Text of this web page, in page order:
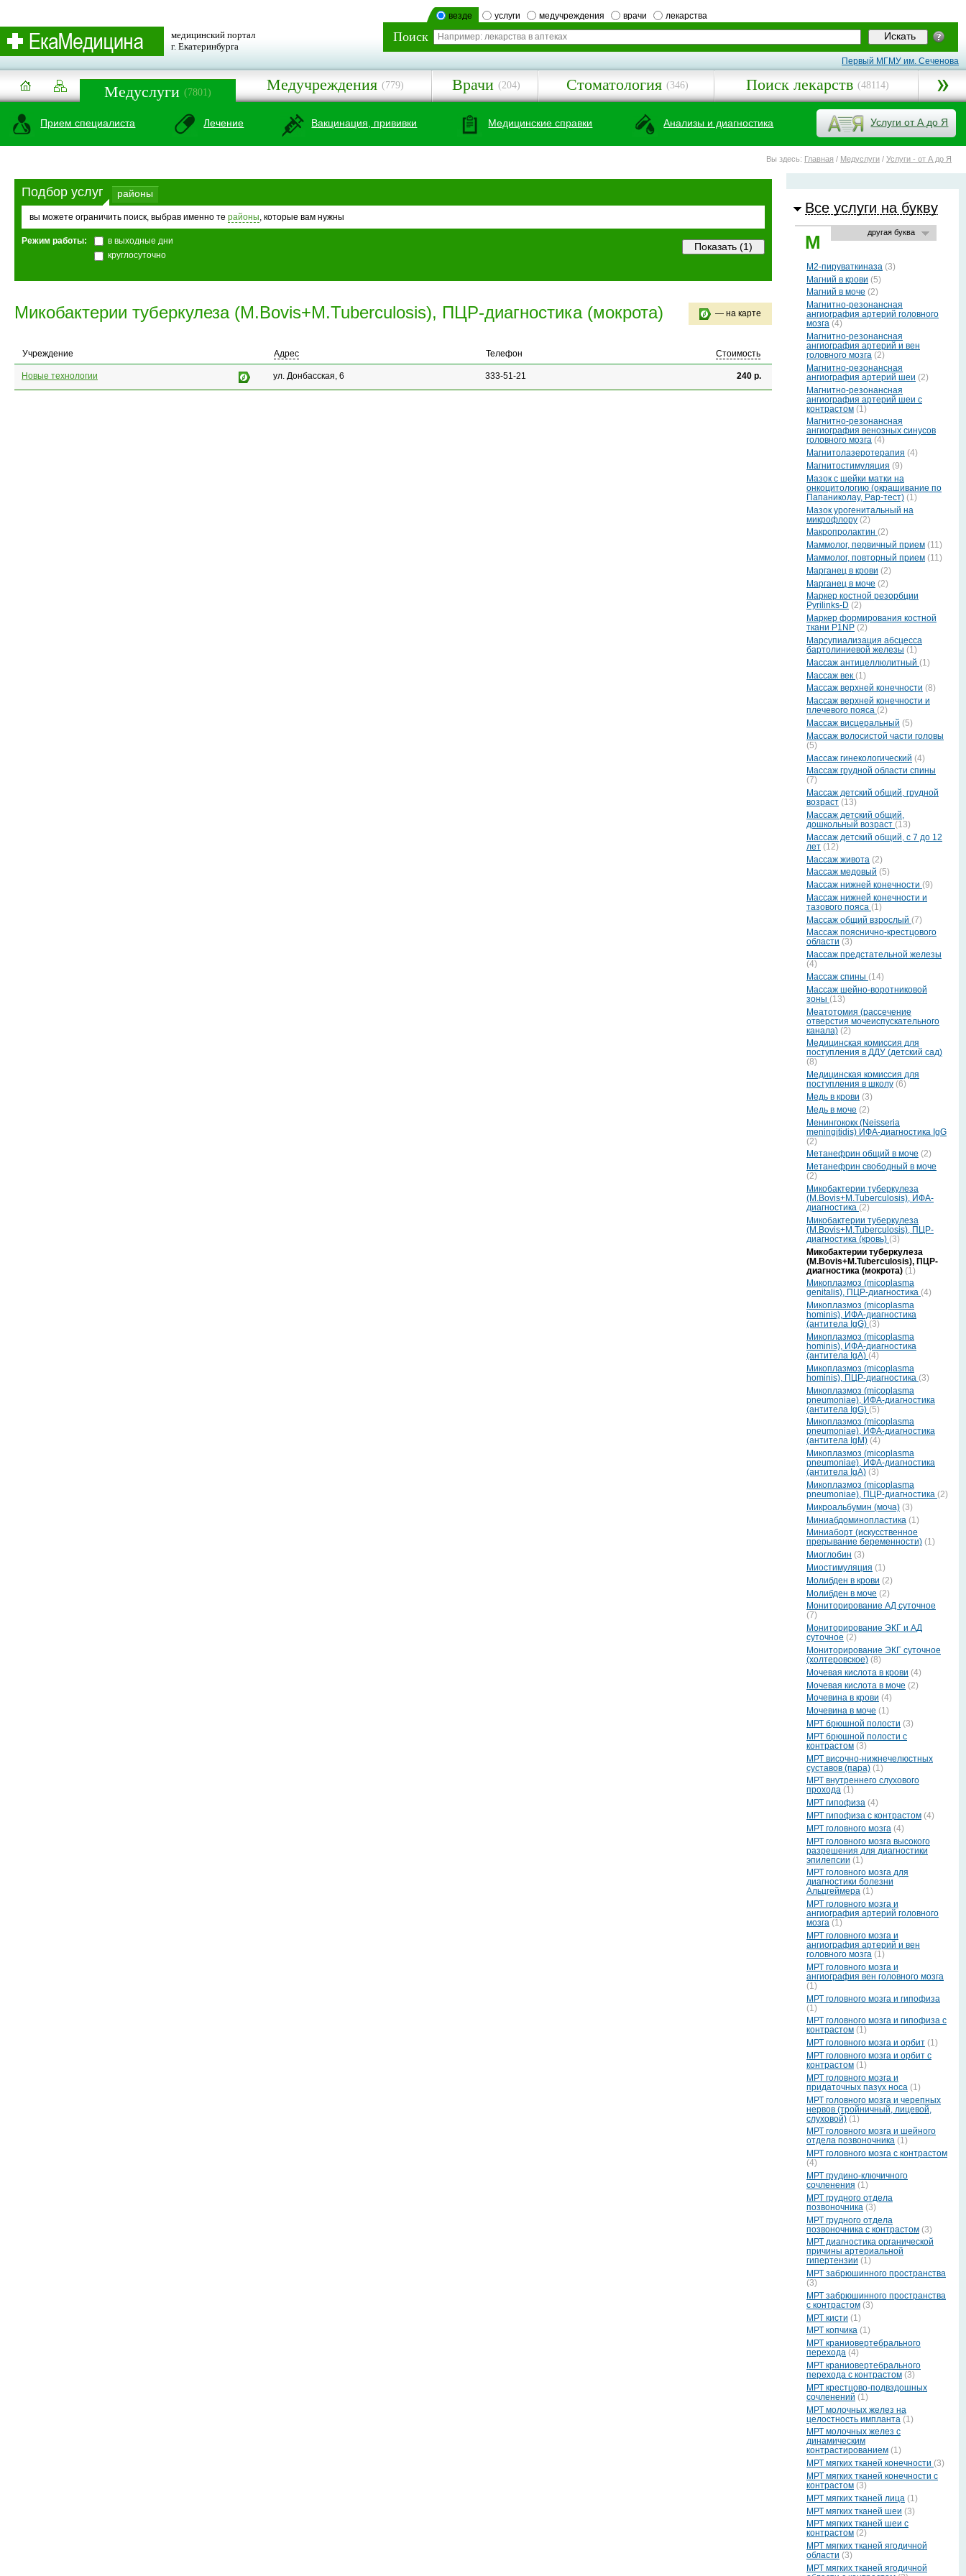
везде услуги медучреждения врачи лекарства
Поиск
медицинский портал
г. Екатеринбурга
Первый МГМУ им. Сеченова
Медуслуги (7801) Медучреждения (779) Врачи (204) Стоматология (346) Поиск лекарств (48114)
Прием специалиста Лечение Вакцинация, прививки Медицинские справки Анализы и диагностика Услуги от А до Я
Вы здесь: Главная / Медуслуги / Услуги - от А до Я
Все услуги на букву
другая буква
М
М2-пируваткиназа (3)
Магний в крови (5)
Магний в моче (2)
Магнитно-резонансная
ангиография артерий головного
мозга (4)
Магнитно-резонансная
ангиография артерий и вен
головного мозга (2)
Магнитно-резонансная
ангиография артерий шеи (2)
Магнитно-резонансная
ангиография артерий шеи с
контрастом (1)
Магнитно-резонансная
ангиография венозных синусов
головного мозга (4)
Магнитолазеротерапия (4)
Магнитостимуляция (9)
Мазок с шейки матки на
онкоцитологию (окрашивание по
Папаниколау, Рар-тест) (1)
Мазок урогенитальный на
микрофлору (2)
Макропролактин (2)
Маммолог, первичный прием (11)
Маммолог, повторный прием (11)
Марганец в крови (2)
Марганец в моче (2)
Маркер костной резорбции
Pyrilinks-D (2)
Маркер формирования костной
ткани P1NP (2)
Марсупиализация абсцесса
бартолиниевой железы (1)
Массаж антицеллюлитный (1)
Массаж век (1)
Массаж верхней конечности (8)
Массаж верхней конечности и
плечевого пояса (2)
Массаж висцеральный (5)
Массаж волосистой части головы
(5)
Массаж гинекологический (4)
Массаж грудной области спины
(7)
Массаж детский общий, грудной
возраст (13)
Массаж детский общий,
дошкольный возраст (13)
Массаж детский общий, с 7 до 12
лет (12)
Массаж живота (2)
Массаж медовый (5)
Массаж нижней конечности (9)
Массаж нижней конечности и
тазового пояса (1)
Массаж общий взрослый (7)
Массаж пояснично-крестцового
области (3)
Массаж предстательной железы
(4)
Массаж спины (14)
Массаж шейно-воротниковой
зоны (13)
Меатотомия (рассечение
отверстия мочеиспускательного
канала) (2)
Медицинская комиссия для
поступления в ДДУ (детский сад)
(8)
Медицинская комиссия для
поступления в школу (6)
Медь в крови (3)
Медь в моче (2)
Менингококк (Neisseria
meningitidis) ИФА-диагностика IgG
(2)
Метанефрин общий в моче (2)
Метанефрин свободный в моче
(2)
Микобактерии туберкулеза
(M.Bovis+M.Tuberculosis), ИФА-
диагностика (2)
Микобактерии туберкулеза
(M.Bovis+M.Tuberculosis), ПЦР-
диагностика (кровь) (3)
Микобактерии туберкулеза
(M.Bovis+M.Tuberculosis), ПЦР-
диагностика (мокрота) (1)
Микоплазмоз (micoplasma
genitalis), ПЦР-диагностика (4)
Микоплазмоз (micoplasma
hominis), ИФА-диагностика
(антитела IgG) (3)
Микоплазмоз (micoplasma
hominis), ИФА-диагностика
(антитела IgА) (4)
Микоплазмоз (micoplasma
hominis), ПЦР-диагностика (3)
Микоплазмоз (micoplasma
pneumoniae), ИФА-диагностика
(антитела IgG) (5)
Микоплазмоз (micoplasma
pneumoniae), ИФА-диагностика
(антитела IgM) (4)
Микоплазмоз (micoplasma
pneumoniae), ИФА-диагностика
(антитела IgА) (3)
Микоплазмоз (micoplasma
pneumoniae), ПЦР-диагностика (2)
Микроальбумин (моча) (3)
Миниабдоминопластика (1)
Миниаборт (искусственное
прерывание беременности) (1)
Миоглобин (3)
Миостимуляция (1)
Молибден в крови (2)
Молибден в моче (2)
Мониторирование АД суточное
(7)
Мониторирование ЭКГ и АД
суточное (2)
Мониторирование ЭКГ суточное
(холтеровское) (8)
Мочевая кислота в крови (4)
Мочевая кислота в моче (2)
Мочевина в крови (4)
Мочевина в моче (1)
МРТ брюшной полости (3)
МРТ брюшной полости с
контрастом (3)
МРТ височно-нижнечелюстных
суставов (пара) (1)
МРТ внутреннего слухового
прохода (1)
МРТ гипофиза (4)
МРТ гипофиза с контрастом (4)
МРТ головного мозга (4)
МРТ головного мозга высокого
разрешения для диагностики
эпилепсии (1)
МРТ головного мозга для
диагностики болезни
Альцгеймера (1)
МРТ головного мозга и
ангиография артерий головного
мозга (1)
МРТ головного мозга и
ангиография артерий и вен
головного мозга (1)
МРТ головного мозга и
ангиография вен головного мозга
(1)
МРТ головного мозга и гипофиза
(1)
МРТ головного мозга и гипофиза с
контрастом (1)
МРТ головного мозга и орбит (1)
МРТ головного мозга и орбит с
контрастом (1)
МРТ головного мозга и
придаточных пазух носа (1)
МРТ головного мозга и черепных
нервов (тройничный, лицевой,
слуховой) (1)
МРТ головного мозга и шейного
отдела позвоночника (1)
МРТ головного мозга с контрастом
(4)
МРТ грудино-ключичного
сочленения (1)
МРТ грудного отдела
позвоночника (3)
МРТ грудного отдела
позвоночника с контрастом (3)
МРТ диагностика органической
причины артериальной
гипертензии (1)
МРТ забрюшинного пространства
(3)
МРТ забрюшинного пространства
с контрастом (3)
МРТ кисти (1)
МРТ копчика (1)
МРТ краниовертебрального
перехода (4)
МРТ краниовертебрального
перехода с контрастом (3)
МРТ крестцово-подвздошных
сочленений (1)
МРТ молочных желез на
целостность импланта (1)
МРТ молочных желез с
динамическим
контрастированием (1)
МРТ мягких тканей конечности (3)
МРТ мягких тканей конечности с
контрастом (3)
МРТ мягких тканей лица (1)
МРТ мягких тканей шеи (3)
МРТ мягких тканей шеи с
контрастом (2)
МРТ мягких тканей ягодичной
области (3)
МРТ мягких тканей ягодичной
Подбор услуг районы
вы можете ограничить поиск, выбрав именно те районы, которые вам нужны
Режим работы:
в выходные дни
круглосуточно
— на карте
Микобактерии туберкулеза (M.Bovis+M.Tuberculosis), ПЦР-диагностика (мокрота)
Учреждение Адрес Телефон Стоимость
Новые технологии ул. Донбасская, 6 333-51-21 240 р.